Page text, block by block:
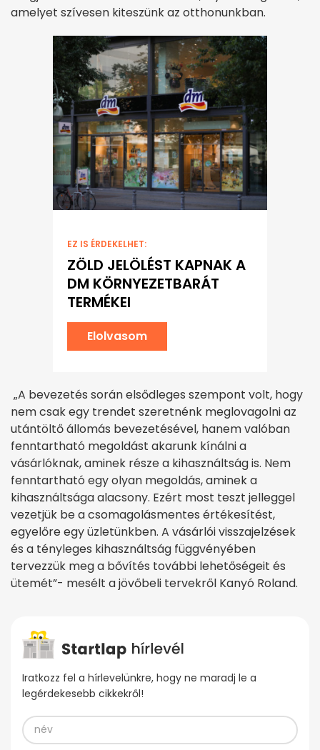
amelyet szívesen kiteszünk az otthonunkban.
EZ IS ÉRDEKELHET:
ZÖLD JELÖLÉST KAPNAK A
DM KÖRNYEZETBARÁT
TERMÉKEI
Elolvasom
„A bevezetés során elsődleges szempont volt, hogy
nem csak egy trendet szeretnénk meglovagolni az
utántöltő állomás bevezetésével, hanem valóban
fenntartható megoldást akarunk kínálni a
vásárlóknak, aminek része a kihasználtság is. Nem
fenntartható egy olyan megoldás, aminek a
kihasználtsága alacsony. Ezért most teszt jelleggel
vezetjük be a csomagolásmentes értékesítést,
egyelőre egy üzletünkben. A vásárlói visszajelzések
és a tényleges kihasználtság függvényében
tervezzük meg a bővítés további lehetőségeit és
ütemét”- mesélt a jövőbeli tervekről Kanyó Roland.
Iratkozz fel a hírlevelünkre, hogy ne maradj le a
legérdekesebb cikkekről!